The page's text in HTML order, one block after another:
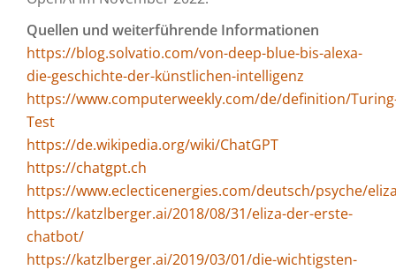
Quellen und weiterführende Informationen
https://blog.solvatio.com/von-deep-blue-bis-alexa-
die-geschichte-der-künstlichen-intelligenz
https://www.computerweekly.com/de/definition/
Test
https://de.wikipedia.org/wiki/ChatGPT
https://chatgpt.ch
https://www.eclecticenergies.com/deutsch/psyche/
https://katzlberger.ai/2018/08/31/eliza-der-erste-
chatbot/
https://katzlberger.ai/2019/03/01/die-wichtigsten-